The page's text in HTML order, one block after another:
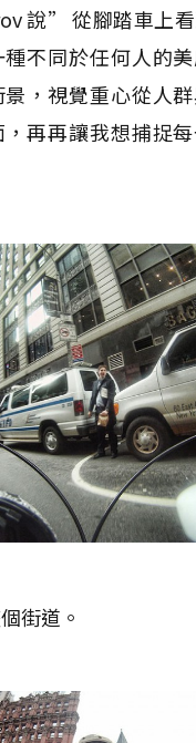
說” 從腳踏車上
不同於任何人的
，視覺重心從人
再再讓我想捕捉
街道。